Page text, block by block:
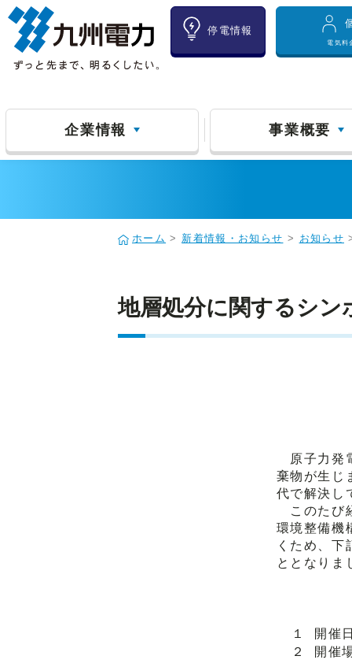
停電情報
電気料
企業情報 事業概要
ホーム > 新着情報・お知らせ > お知らせ
地層処分に関するシ
原子力発
棄物が生じ
代で解決し
このたび
環境整備機
くため、下
ととなりま
１
開催
２
開催